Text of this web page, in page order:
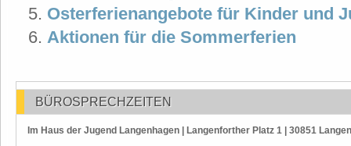
Osterferienangebote für Kinder und
Aktionen für die Sommerferien
BÜROSPRECHZEITEN
Im Haus der Jugend Langenhagen | Langenforther Platz 1 | 30851